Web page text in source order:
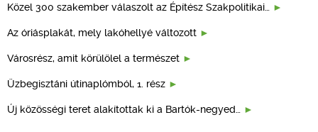
Közel 300 szakember válaszolt az Építész Szakpolitikai…
Az óriásplakát, mely lakóhellyé változott
Városrész, amit körülölel a természet
Üzbegisztáni útinaplómból, 1. rész
Új közösségi teret alakítottak ki a Bartók-negyed…